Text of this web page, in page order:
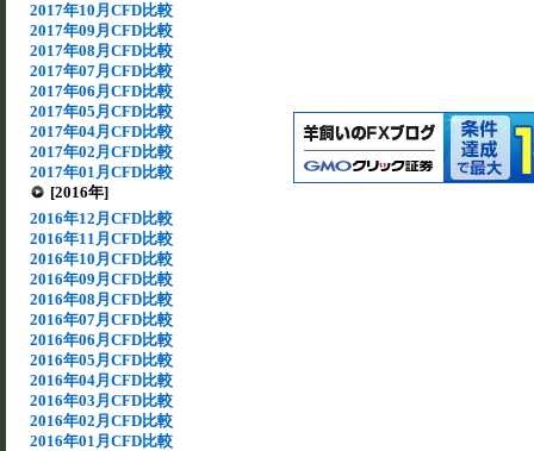
2017年10月CFD比較
2017年09月CFD比較
2017年08月CFD比較
2017年07月CFD比較
2017年06月CFD比較
2017年05月CFD比較
2017年04月CFD比較
2017年02月CFD比較
2017年01月CFD比較
[2016年]
2016年12月CFD比較
2016年11月CFD比較
2016年10月CFD比較
2016年09月CFD比較
2016年08月CFD比較
2016年07月CFD比較
2016年06月CFD比較
2016年05月CFD比較
2016年04月CFD比較
2016年03月CFD比較
2016年02月CFD比較
2016年01月CFD比較